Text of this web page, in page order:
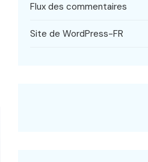
Flux des commentaires
Site de WordPress-FR